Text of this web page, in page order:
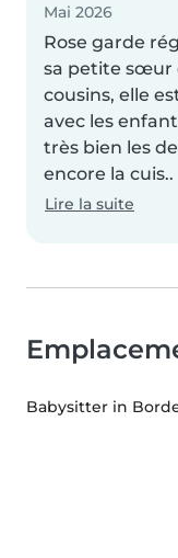
Mai 2026
Rose garde
sa petite sœur
cousins, elle
avec les
très bien les
encore la cuis..
Lire la suite
Babysitter in